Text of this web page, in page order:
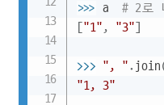
>>> a # 2로
["1" , "3"]
>>> ", ". join
"1, 3"